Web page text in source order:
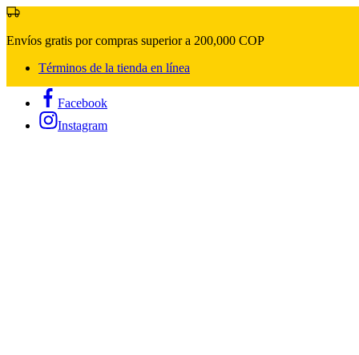
Envíos gratis por compras superior a 200,000 COP
Términos de la tienda en línea
Facebook
Instagram